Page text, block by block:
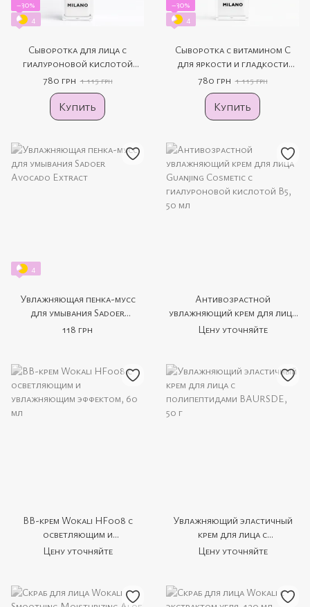
−30%
4
Сыворотка для лица с
гиалуроновой кислотой
MILANO Hydra Glow Serum,
30 мл
780 грн 1 115 грн
Купить
−30%
4
Сыворотка с витамином С
для яркости и гладкости
кожи MILANO Super C Serum,
30 мл
780 грн 1 115 грн
Купить
4
Увлажняющая пенка-мусс
для умывания Sadoer
Avocado Extract
118 грн
Антивозрастной
увлажняющий крем для лица
Guanjing Cosmetic с
Цену уточняйте
BB-крем Wokali HF008 с
осветляющим и
увлажняющим эффектом, 60
Цену уточняйте
Увлажняющий эластичный
крем для лица с
полипептидами BAURSDE,
Цену уточняйте